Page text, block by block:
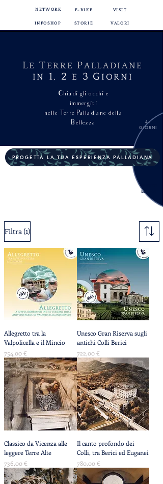
NETWORK E-BIKE VISIT
INFOSHOP STORIE VALORI
L E T ERRE P ALLADIANE
IN
1, 2 E 3 G IORNI
Chiudi gli occhi e
immergiti
nelle Terre Palladiane della
Bellezza
4+
GIORNI
PROGETTA LA TUA ESPERIENZA PALLADIANA
SERVIZI
EXTRA
Filtra (1)
Allegretto tra la
Valpolicella e il Mincio
Prezzo
754,00 €
Unesco Gran Riserva sugli
antichi Colli Berici
Prezzo
722,00 €
Classico da Vicenza alle
leggere Terre Alte
Prezzo
736,00 €
Il canto profondo dei
Colli, tra Berici ed Euganei
Prezzo
780,00 €